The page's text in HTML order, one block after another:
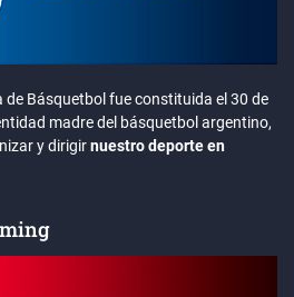
Básquetbol fue constituida el 30 de
madre del básquetbol argentino,
y dirigirnuestro deporte en